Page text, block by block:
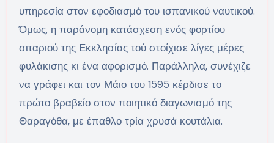
υπηρεσία στον εφοδιασμό του ισπανικού ναυτικού.
Όμως, η παράνομη κατάσχεση ενός φορτίου
σιταριού της Εκκλησίας τού στοίχισε λίγες μέρες
φυλάκισης κι ένα αφορισμό. Παράλληλα, συνέχιζε
να γράφει και τον Μάιο του 1595 κέρδισε το
πρώτο βραβείο στον ποιητικό διαγωνισμό της
Θαραγόθα, με έπαθλο τρία χρυσά κουτάλια.